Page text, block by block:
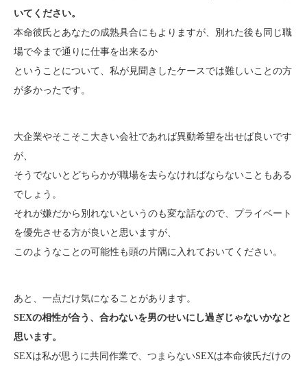
いてください。
本命彼氏とあなたの成熟具合にもよりますが、別れた後も同じ職
場で今まで通りに仕事を出来るか
ということについて、私が見聞きしたケースでは難しいことの方
が多かったです。
大企業やそこそこ大きい会社であれば異動希望を出せば良いです
が、
そうでないとどちらかが職場を去らなければならないこともある
でしょう。
それが嫌だから別れないというのも変な話なので、プライベート
を優先させる方が良いと思いますが、
このようなことの可能性も頭の片隅に入れておいてください。
あと、一点だけ気になることがあります。
SEXの相性が合う、合わないを男のせいにし過ぎじゃないかなと
思います。
SEXは私が思うに共同作業で、つまらないSEXは本命彼氏だけの